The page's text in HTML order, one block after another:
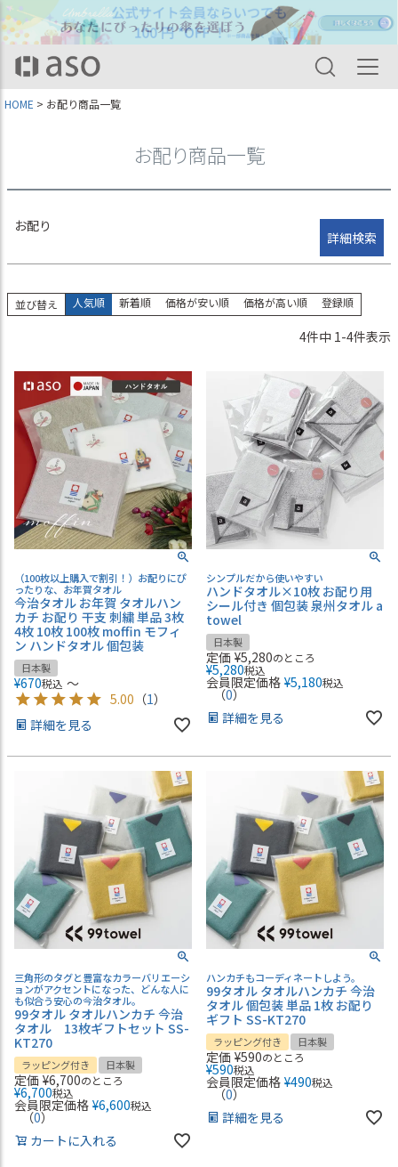
HOME お配り商品一覧
お配り商品一覧
お配り
詳細検索
並び順
新着順
登録順
価格が安い順
価格が高い順
優先度順
キーワードヒット順
検索
並び替え 人気順 新着順 価格が安い順 価格が高い順 登録順
4件中 1-4件表示
（100枚以上購入で割引！）お配りにぴ
ったりな、お年賀タオル
今治タオル お年賀 タオルハン
カチ お配り 干支 刺繍 単品 3枚
4枚 10枚 100枚 moffin モフィ
ン ハンドタオル 個包装
日本製
¥670税込 〜
5.00 （1）
詳細を見る
シンプルだから使いやすい
ハンドタオル×10枚 お配り用
シール付き 個包装 泉州タオル a
towel
日本製
定価 ¥5,280のところ
¥5,280税込
会員限定価格 ¥5,180税込
（0）
詳細を見る
三角形のタグと豊富なカラーバリエーシ
ョンがアクセントになった、どんな人に
も似合う安心の今治タオル。
99タオル タオルハンカチ 今治
タオル 13枚ギフトセット SS-
KT270
ラッピング付き 日本製
定価 ¥6,700のところ
¥6,700税込
会員限定価格 ¥6,600税込
（0）
カートに入れる
ハンカチもコーディネートしよう。
99タオル タオルハンカチ 今治
タオル 個包装 単品 1枚 お配り
ギフト SS-KT270
ラッピング付き 日本製
定価 ¥590のところ
¥590税込
会員限定価格 ¥490税込
（0）
詳細を見る